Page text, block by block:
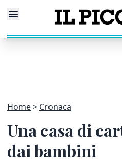
Home Cronaca
Una casa di
dai bambini